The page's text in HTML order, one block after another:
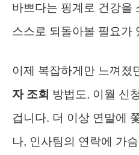
바쁘다는 핑계로 건강을
스스로 되돌아볼 필요가
이제 복잡하게만 느껴졌
자 조회 방법도, 이월 신
겁니다. 더 이상 연말에
나, 인사팀의 연락에 가